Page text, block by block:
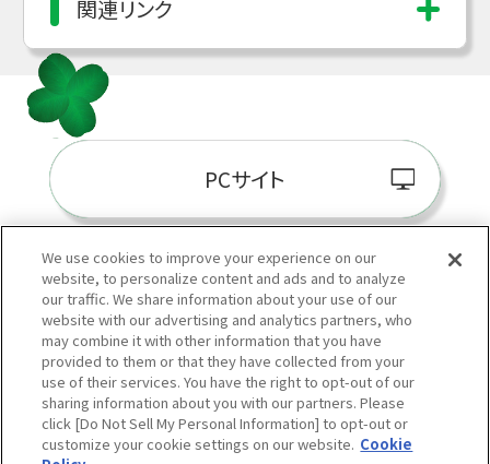
関連リンク
PCサイト
阪神百貨店E-
We use cookies to improve your experience on our
website, to personalize content and ads and to analyze
our traffic. We share information about your use of our
website with our advertising and analytics partners, who
may combine it with other information that you have
provided to them or that they have collected from your
use of their services. You have the right to opt-out of our
sharing information about you with our partners. Please
click [Do Not Sell My Personal Information] to opt-out or
customize your cookie settings on our website. Cookie